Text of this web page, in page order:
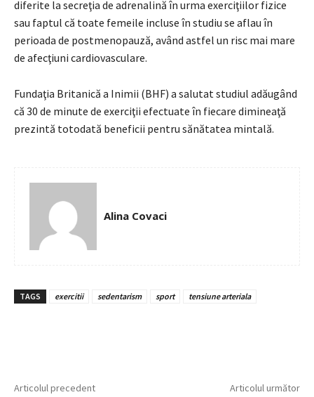
diferite la secreţia de adrenalină în urma exerciţiilor fizice
sau faptul că toate femeile incluse în studiu se aflau în
perioada de postmenopauză, având astfel un risc mai mare
de afecţiuni cardiovasculare.
Fundaţia Britanică a Inimii (BHF) a salutat studiul adăugând
că 30 de minute de exerciţii efectuate în fiecare dimineaţă
prezintă totodată beneficii pentru sănătatea mintală.
Alina Covaci
TAGS exercitii sedentarism sport tensiune arteriala
Articolul precedent Articolul următor